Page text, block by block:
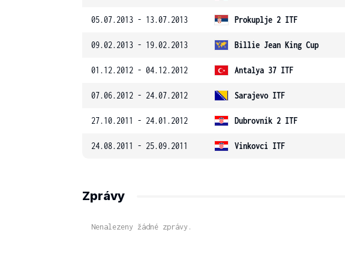
05.07.2013 - 13.07.2013 Prokuplje 2 ITF
09.02.2013 - 19.02.2013 Billie Jean King Cup
01.12.2012 - 04.12.2012 Antalya 37 ITF
07.06.2012 - 24.07.2012 Sarajevo ITF
27.10.2011 - 24.01.2012 Dubrovník 2 ITF
24.08.2011 - 25.09.2011 Vinkovci ITF
Zprávy
Nenalezeny žádné zprávy.